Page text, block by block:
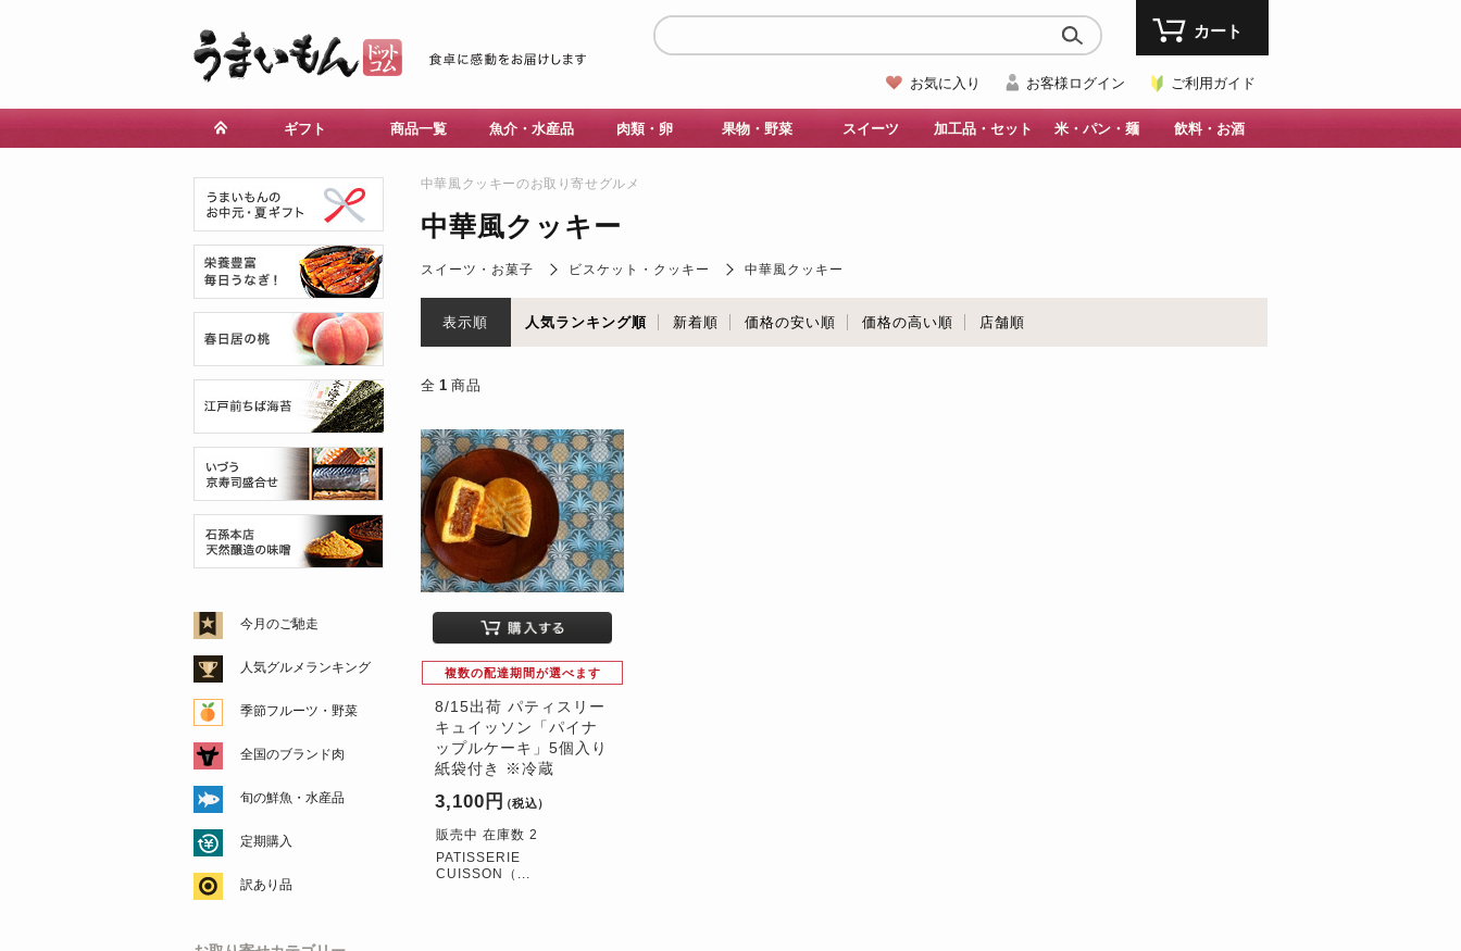
お気に入り お客様ログイン ご利用ガイド
カート
ギフト 商品一覧 魚介・水産品 肉類・卵 果物・野菜 スイーツ 加工品・セット 米・パン・麺 飲料・お酒
中華風クッキーのお取り寄せグルメ
中華風クッキー
スイーツ・お菓子 ビスケット・クッキー 中華風クッキー
表示順 人気ランキング順 新着順 価格の安い順 価格の高い順 店舗順
全 1 商品
複数の配達期間が選べます
8/15出荷 パティスリー
キュイッソン「パイナ
ップルケーキ」5個入り
紙袋付き ※冷蔵
3,100円（税込）
販売中 在庫数 2
PATISSERIE
CUISSON（...
今月のご馳走
人気グルメランキング
季節フルーツ・野菜
全国のブランド肉
旬の鮮魚・水産品
定期購入
訳あり品